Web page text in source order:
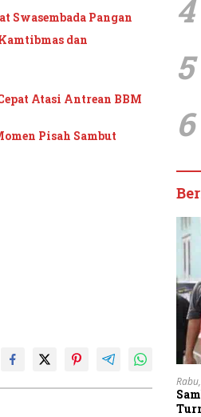
Swasembada Pangan
dan
Atasi Antrean BBM
Pisah Sambut
4
5
6